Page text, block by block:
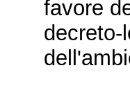
favore
decreto-